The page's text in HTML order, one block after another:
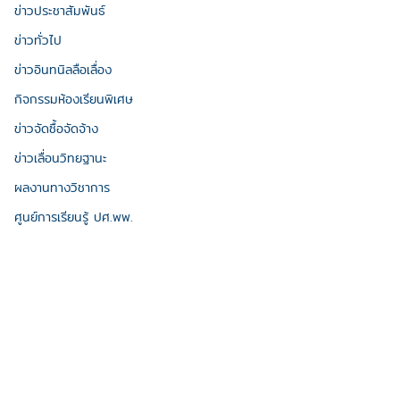
ข่าวประชาสัมพันธ์
ข่าวทั่วไป
ข่าวอินทนิลลือเลื่อง
กิจกรรมห้องเรียนพิเศษ
ข่าวจัดซื้อจัดจ้าง
ข่าวเลื่อนวิทยฐานะ
ผลงานทางวิชาการ
ศูนย์การเรียนรู้ ปศ.พพ.